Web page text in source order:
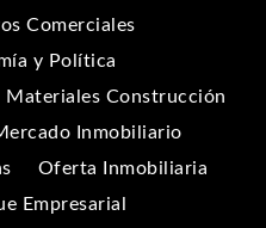
Comerciales
y Política
Materiales Construcción
Inmobiliario
Oferta Inmobiliaria
Empresarial